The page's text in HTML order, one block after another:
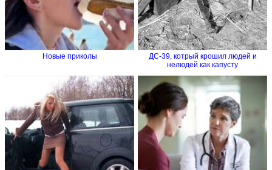
Новые приколы
ДС-39, котрый крошил людей и
нелюдей как капусту